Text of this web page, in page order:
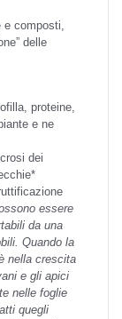
e composti,
delle
proteine,
e ne
dei
essere
da una
Quando la
nella crescita
e gli apici
nelle foglie
quegli